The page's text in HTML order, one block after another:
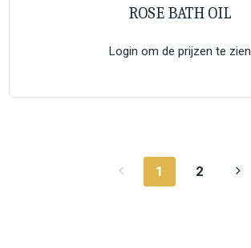
ROSE BATH OIL
Login om de prijzen te zien
1 2